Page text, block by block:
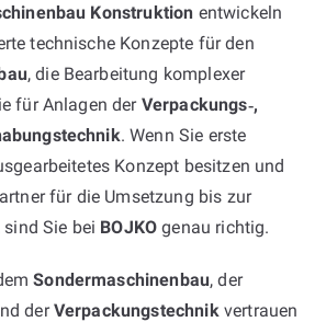
Konstruktion entwickeln
technische Konzepte für den
, die Bearbeitung komplexer
für Anlagen der Verpackungs‑,
. Wenn Sie erste
Konzept besitzen und
für die Umsetzung bis zur
Sie bei BOJKO genau richtig.
Sondermaschinenbau, der
derVerpackungstechnikvertrauen